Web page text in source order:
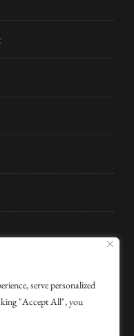
serve personalized
"Accept All", you
Claudio Cosenza